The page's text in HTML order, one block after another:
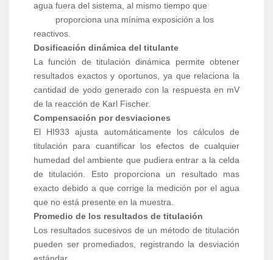
agua fuera del sistema, al mismo tiempo que
proporciona una mínima exposición a los
reactivos.
Dosificación dinámica del titulante
La función de titulación dinámica permite obtener
resultados exactos y oportunos, ya que relaciona la
cantidad de yodo generado con la respuesta en mV
de la reacción de Karl Fischer.
Compensación por desviaciones
El HI933 ajusta automáticamente los cálculos de
titulación para cuantificar los efectos de cualquier
humedad del ambiente que pudiera entrar a la celda
de titulación. Esto proporciona un resultado mas
exacto debido a que corrige la medición por el agua
que no está presente en la muestra.
Promedio de los resultados de titulación
Los resultados sucesivos de un método de titulación
pueden ser promediados, registrando la desviación